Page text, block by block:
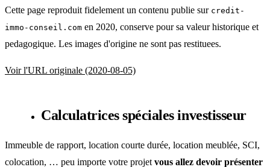
Cette page reproduit fidelement un contenu publie sur credit-
immo-conseil.com en 2020, conserve pour sa valeur historique et
pedagogique. Les images d'origine ne sont pas restituees.
Voir l'URL originale (2020-08-05)
Calculatrices spéciales investisseur
Immeuble de rapport, location courte durée, location meublée, SCI,
colocation, … peu importe votre projet vous allez devoir présenter